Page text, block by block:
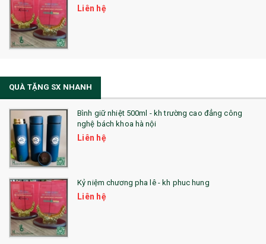
Liên hệ
QUÀ TẶNG SX NHANH
Bình giữ nhiệt 500ml - kh trường cao đẳng công
nghệ bách khoa hà nội
Liên hệ
Kỷ niệm chương pha lê - kh phuc hung
Liên hệ